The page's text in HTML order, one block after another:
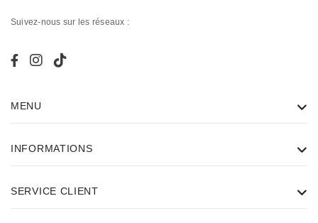
Suivez-nous sur les réseaux :
MENU
INFORMATIONS
SERVICE CLIENT